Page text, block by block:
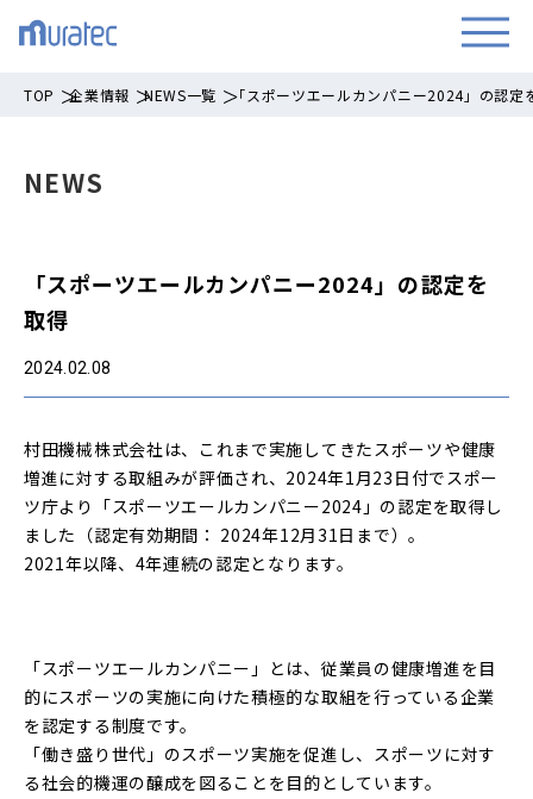
TOP 企業情報 NEWS一覧 「スポーツエールカンパニー2024」の認定
NEWS
「スポーツエールカンパニー2024」の認定を
取得
2024.02.08
村田機械株式会社は、これまで実施してきたスポーツや健康
増進に対する取組みが評価され、2024年1月23日付でスポー
ツ庁より「スポーツエールカンパニー2024」の認定を取得し
ました（認定有効期間： 2024年12月31日まで）。
2021年以降、4年連続の認定となります。
「スポーツエールカンパニー」とは、従業員の健康増進を目
的にスポーツの実施に向けた積極的な取組を行っている企業
を認定する制度です。
「働き盛り世代」のスポーツ実施を促進し、スポーツに対す
る社会的機運の醸成を図ることを目的としています。